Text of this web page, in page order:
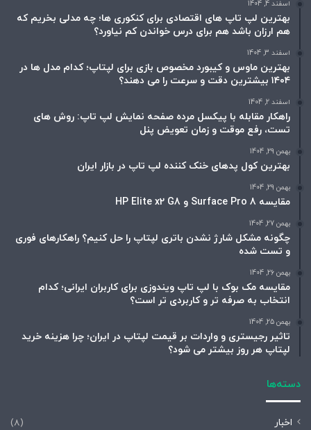
اسفند 4, 1404
بهترین لپ تاپ های اقتصادی برای کنکوری ها؛ چه مدلی بخریم که
هم ارزان باشد هم برای درس خواندن کم نیاورد؟
اسفند 3, 1404
بهترین ماوس و کیبورد مخصوص بازی برای لپتاپ؛ کدام مدل ها در
۱۴۰۴ بیشترین دقت و سرعت را می دهند؟
اسفند 2, 1404
راهکار مقابله با پیکسل مرده صفحه نمایش لپ تاپ: روش های
تست، رفع موقت و زمان تعویض پنل
بهمن 29, 1404
بهترین کول پدهای خنک کننده لپ تاپ در بازار ایران
بهمن 29, 1404
مقایسه Surface Pro 8 و HP Elite x2 G8
بهمن 27, 1404
چگونه مشکل شارژ نشدن باتری لپتاپ را حل کنیم؟ راهکارهای فوری
و تست شده
بهمن 26, 1404
مقایسه مک بوک با لپ تاپ ویندوزی برای کاربران ایرانی؛ کدام
انتخاب به صرفه تر و کاربردی تر است؟
بهمن 25, 1404
تاثیر رجیستری و واردات بر قیمت لپتاپ در ایران؛ چرا هزینه خرید
لپتاپ هر روز بیشتر می شود؟
دسته‌ها
اخبار
(8)